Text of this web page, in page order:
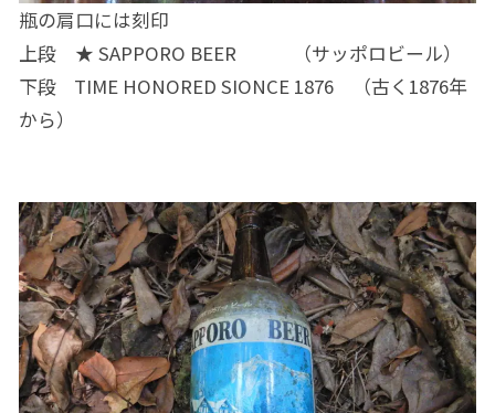
瓶の肩口には刻印
上段 ★ SAPPORO BEER （サッポロビール）
下段 TIME HONORED SIONCE 1876 （古く1876年
から）